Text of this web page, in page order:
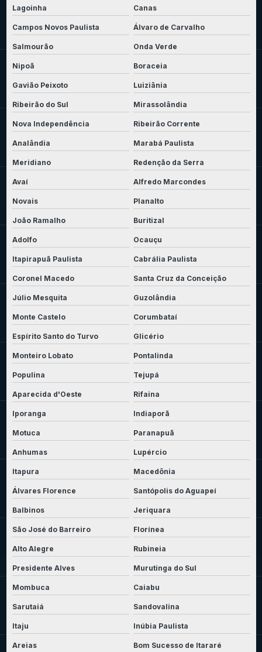
Lagoinha Canas
Campos Novos Paulista Álvaro de Carvalho
Salmourão Onda Verde
Nipoã Boraceia
Gavião Peixoto Luiziânia
Ribeirão do Sul Mirassolândia
Nova Independência Ribeirão Corrente
Analândia Marabá Paulista
Meridiano Redenção da Serra
Avaí Alfredo Marcondes
Novais Planalto
João Ramalho Buritizal
Adolfo Ocauçu
Itapirapuã Paulista Cabrália Paulista
Coronel Macedo Santa Cruz da Conceição
Júlio Mesquita Guzolândia
Monte Castelo Corumbataí
Espírito Santo do Turvo Glicério
Monteiro Lobato Pontalinda
Populina Tejupá
Aparecida d'Oeste Rifaina
Iporanga Indiaporã
Motuca Paranapuã
Anhumas Lupércio
Itapura Macedônia
Álvares Florence Santópolis do Aguapeí
Balbinos Jeriquara
São José do Barreiro Florínea
Alto Alegre Rubineia
Presidente Alves Murutinga do Sul
Mombuca Caiabu
Sarutaiá Sandovalina
Itaju Inúbia Paulista
Areias Bom Sucesso de Itararé